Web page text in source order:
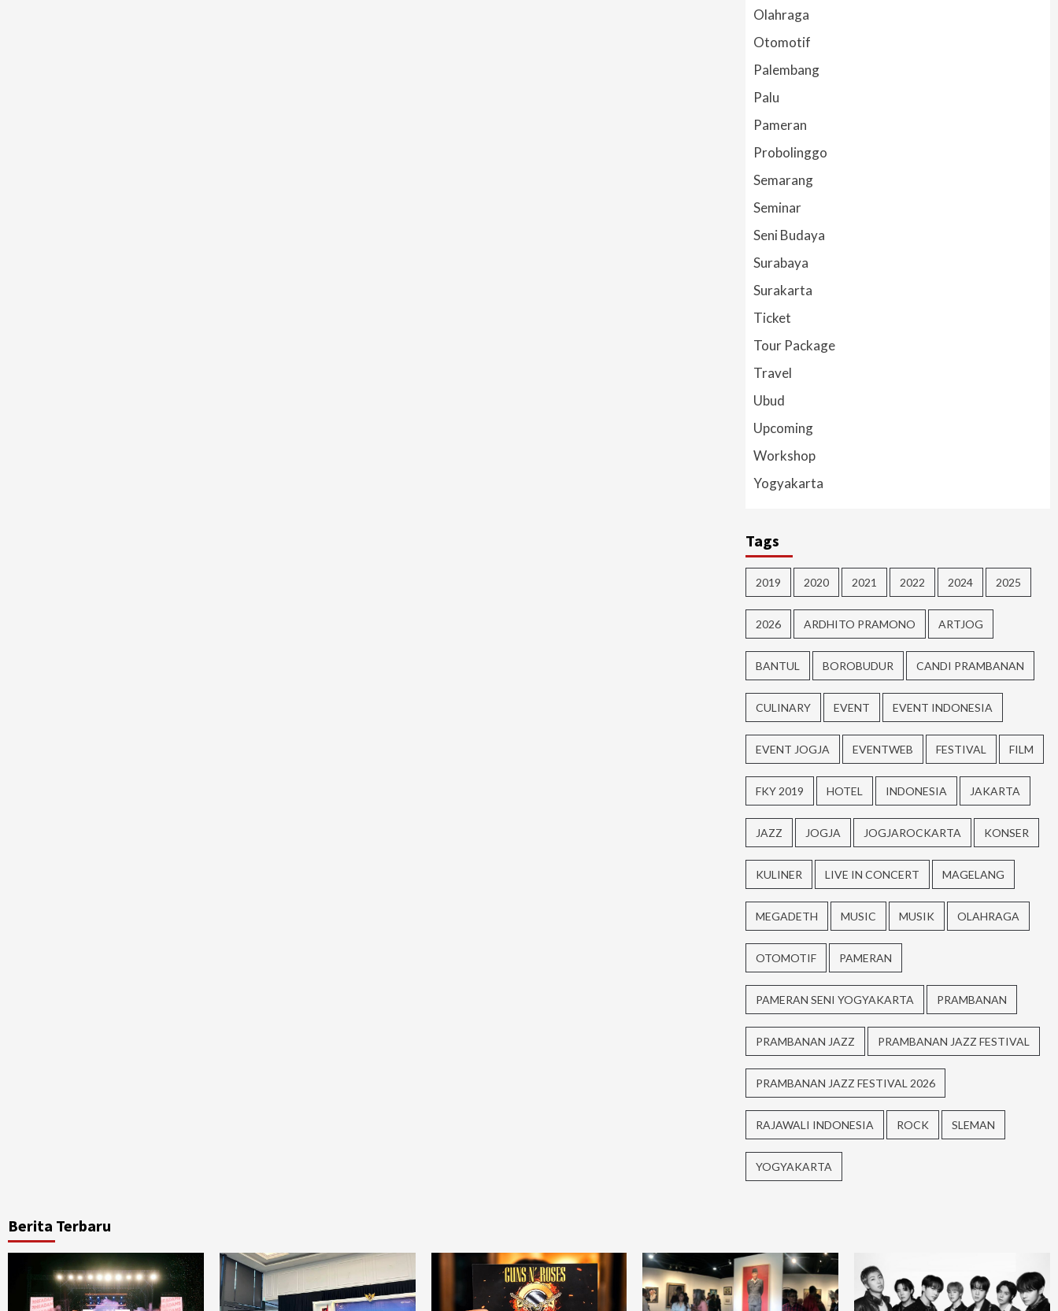
Olahraga
Otomotif
Palembang
Palu
Pameran
Probolinggo
Semarang
Seminar
Seni Budaya
Surabaya
Surakarta
Ticket
Tour Package
Travel
Ubud
Upcoming
Workshop
Yogyakarta
Tags
2019 2020 2021 2022 2024 2025
2026 ARDHITO PRAMONO ARTJOG
BANTUL BOROBUDUR CANDI PRAMBANAN
CULINARY EVENT EVENT INDONESIA
EVENT JOGJA EVENTWEB FESTIVAL FILM
FKY 2019 HOTEL INDONESIA JAKARTA
JAZZ JOGJA JOGJAROCKARTA KONSER
KULINER LIVE IN CONCERT MAGELANG
MEGADETH MUSIC MUSIK OLAHRAGA
OTOMOTIF PAMERAN
PAMERAN SENI YOGYAKARTA PRAMBANAN
PRAMBANAN JAZZ PRAMBANAN JAZZ FESTIVAL
PRAMBANAN JAZZ FESTIVAL 2026
RAJAWALI INDONESIA ROCK SLEMAN
YOGYAKARTA
Berita Terbaru